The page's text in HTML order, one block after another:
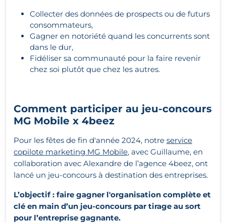
Collecter des données de prospects ou de futurs
consommateurs,
Gagner en notoriété quand les concurrents sont
dans le dur,
Fidéliser sa communauté pour la faire revenir
chez soi plutôt que chez les autres.
Comment participer au jeu-concours
MG Mobile x 4beez
Pour les fêtes de fin d'année 2024, notre service
copilote marketing MG Mobile, avec Guillaume, en
collaboration avec Alexandre de l’agence 4beez, ont
lancé un jeu-concours à destination des entreprises.
L’objectif : faire gagner l'organisation complète et
clé en main d’un jeu-concours par tirage au sort
pour l’entreprise gagnante.